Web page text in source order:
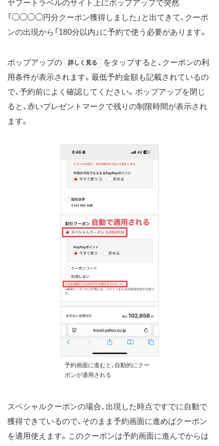
ヤフートラベルのサイト上にポップアップで突然
「◯◯◯◯円分クーポン獲得しました」と出てきて、クーポ
ンの出現から「180分以内」に予約で使う必要があります。
ポップアップの 詳しく見る
をタップすると、クーポンの利
用条件が表示されます。最低予約金額も記載されているの
で、予約前によく確認してください。ポップアップを閉じ
ると、赤いプレゼントマークで残りの制限時間が表示され
ます。
予約画面に進むと、自動的にクー
ポンが適用される
スペシャルクーポンの場合、出現した時点ですでに自動で
獲得できているので、そのまま予約画面に進めばクーポン
を適用使えます。このクーポンは予約画面に進んでからは